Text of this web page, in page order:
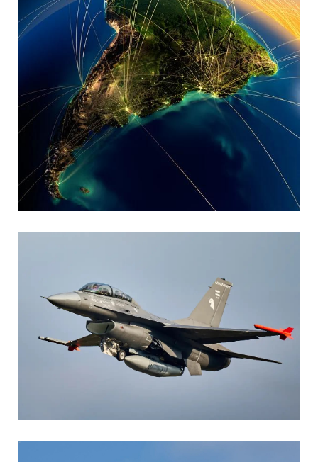
MARIA SONZINI
Aviación Comercial
Aviación General
AGUSTIN BOFFI
Aviación Militar, Fuerza Aérea Argentina